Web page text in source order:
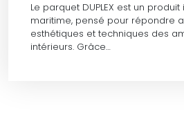
Le parquet DUPLEX est un
maritime, pensé pour répondre
esthétiques et techniques des
intérieurs. Grâce…